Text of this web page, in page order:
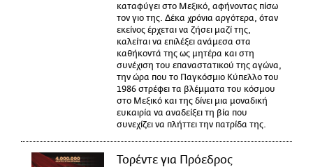
καταφύγει στο Μεξικό, αφήνοντας πίσω
τον γιο της. Δέκα χρόνια αργότερα, όταν
εκείνος έρχεται να ζήσει μαζί της,
καλείται να επιλέξει ανάμεσα στα
καθήκοντά της ως μητέρα και στη
συνέχιση του επαναστατικού της αγώνα,
την ώρα που το Παγκόσμιο Κύπελλο του
1986 στρέφει τα βλέμματα του κόσμου
στο Μεξικό και της δίνει μια μοναδική
ευκαιρία να αναδείξει τη βία που
συνεχίζει να πλήττει την πατρίδα της.
Τορέντε για Πρόεδρος